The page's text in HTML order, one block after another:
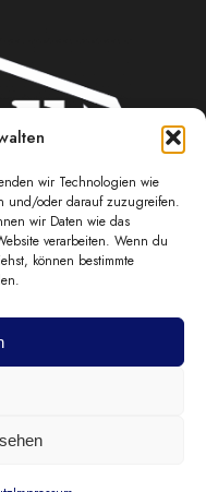
wir Technologien wie
und/oder darauf zuzugreifen.
wir Daten wie das
verarbeiten. Wenn du
können bestimmte
Cookie-Richtlinie (EU)